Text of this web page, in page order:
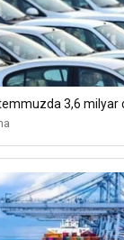
3,6 milyar